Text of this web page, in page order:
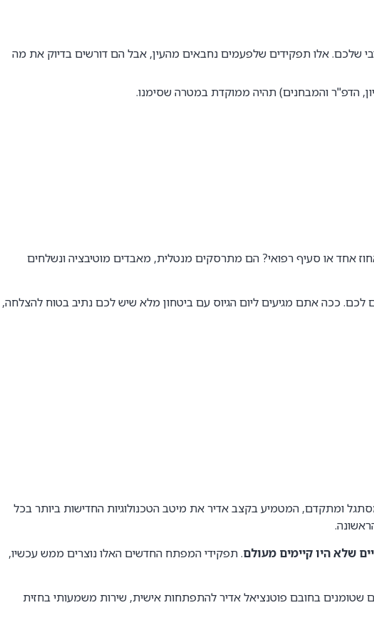
שלכם. אלו תפקידים שלפעמים נחבאים מהעין, אבל הם דורשים בדיוק את מה
הדפ"ר והמבחנים) תהיה ממוקדת במטרה שסימנו.
אחד או סעיף רפואי? הם מתרסקים מנטלית, מאבדים מוטיבציה ונשלחים
איכות מטורפים שמתאימים לכם. ככה אתם מגיעים ליום הגיוס עם ביטחון מלא שיש לכם נתיב בטוח להצלחה,
ומתקדם, המטמיע בקצב אדיר את מיטב הטכנולוגיות החדישות ביותר בכל
שלא היו קיימים מעולם. תפקידי המפתח החדשים האלו נוצרים ממש עכשיו,
בחובם פוטנציאל אדיר להתפתחות אישית, שירות משמעותי בחזית